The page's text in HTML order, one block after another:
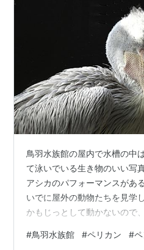
鳥羽水族館の屋内で水槽の中
て泳いでいる生き物のいい写
アシカのパフォーマンスがあ
いでに屋外の動物たちを見学
かもじっとして動かないので
ら、突然・・・ 大きな口を開
#鳥羽水族館 #ペリカン #